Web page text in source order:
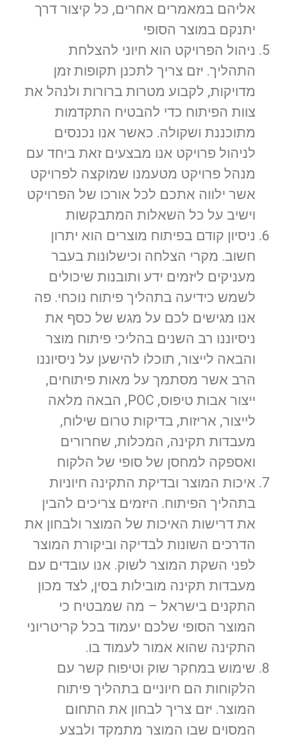
אליהם במאמרים אחרים, כל קיצור דרך
יתנקם במוצר הסופי
ניהול הפרויקט הוא חיוני להצלחת
התהליך. יזם צריך לתכנן תקופות זמן
מדויקות, לקבוע מטרות ברורות ולנהל את
צוות הפיתוח כדי להבטיח התקדמות
מתוכננת ושקולה. כאשר אנו נכנסים
לניהול פרויקט אנו מבצעים זאת ביחד עם
מנהל פרויקט מטעמנו שמוקצה לפרויקט
אשר ילווה אתכם לכל אורכו של הפרויקט
וישיב על כל השאלות המתבקשות
ניסיון קודם בפיתוח מוצרים הוא יתרון
חשוב. מקרי הצלחה וכישלונות בעבר
מעניקים ליזמים ידע ותובנות שיכולים
לשמש כידיעה בתהליך פיתוח נוכחי. פה
אנו מגישים לכם על מגש של כסף את
ניסיוננו רב השנים בהליכי פיתוח מוצר
והבאה לייצור, תוכלו להישען על ניסיוננו
הרב אשר מסתמך על מאות פיתוחים,
ייצור אבות טיפוס, POC, הבאה מלאה
לייצור, אריזות, בדיקות טרום שילוח,
מעבדות תקינה, המכלות, שחרורים
ואספקה למחסן של סופי של הלקוח
איכות המוצר ובדיקת התקינה חיוניות
בתהליך הפיתוח. היזמים צריכים להבין
את דרישות האיכות של המוצר ולבחון את
הדרכים השונות לבדיקה וביקורת המוצר
לפני השקת המוצר לשוק. אנו עובדים עם
מעבדות תקינה מובילות בסין, לצד מכון
התקנים בישראל – מה שמבטיח כי
המוצר הסופי שלכם יעמוד בכל קריטריוני
התקינה שהוא אמור לעמוד בו.
שימוש במחקר שוק וטיפוח קשר עם
הלקוחות הם חיוניים בתהליך פיתוח
המוצר. יזם צריך לבחון את התחום
המסוים שבו המוצר מתמקד ולבצע